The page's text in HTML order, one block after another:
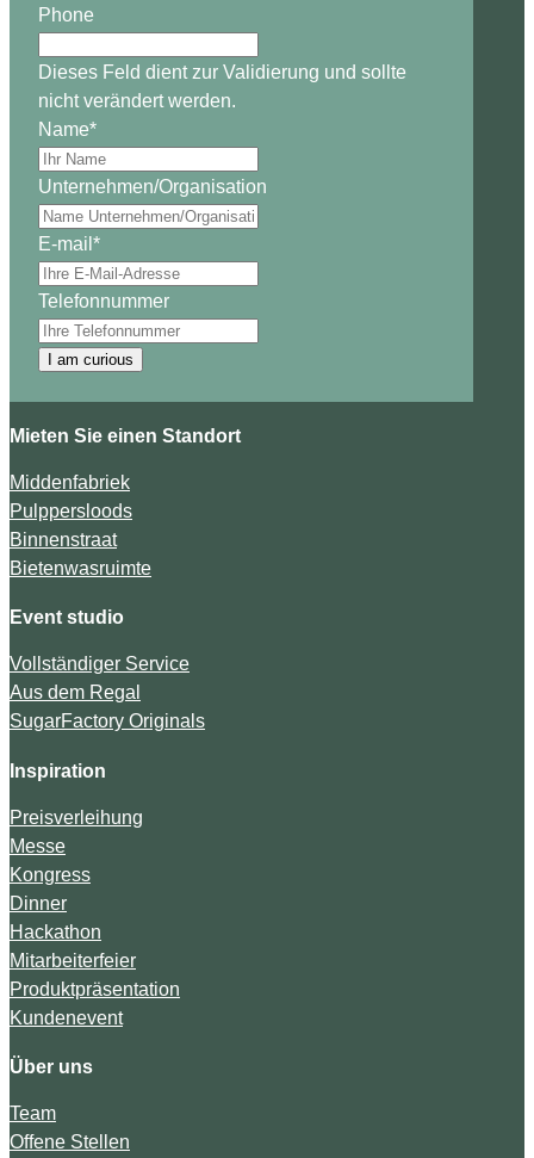
Phone
Dieses Feld dient zur Validierung und sollte
nicht verändert werden.
Name*
Unternehmen/Organisation
E-mail *
Telefonnummer
I am curious
Mieten Sie einen Standort
Middenfabriek
Pulppersloods
Binnenstraat
Bietenwasruimte
Event studio
Vollständiger Service
Aus dem Regal
SugarFactory Originals
Inspiration
Preisverleihung
Messe
Kongress
Dinner
Hackathon
Mitarbeiterfeier
Produktpräsentation
Kundenevent
Über uns
Team
Offene Stellen